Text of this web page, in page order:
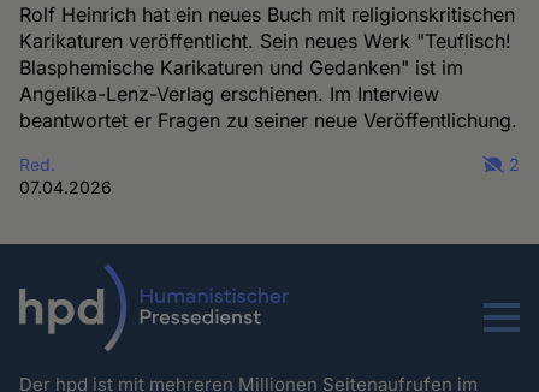
Rolf Heinrich hat ein neues Buch mit religionskritischen
Karikaturen veröffentlicht. Sein neues Werk "Teuflisch!
Blasphemische Karikaturen und Gedanken" ist im
Angelika-Lenz-Verlag erschienen. Im Interview
beantwortet er Fragen zu seiner neue Veröffentlichung.
Red.
07.04.2026
2
Menu
Der hpd ist mit mehreren Millionen Seitenaufrufen im